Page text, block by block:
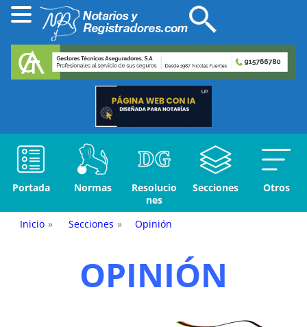
Portada Normas
Resolucio
nes
Secciones Otros
Inicio » Secciones » Opinión
OPINIÓN